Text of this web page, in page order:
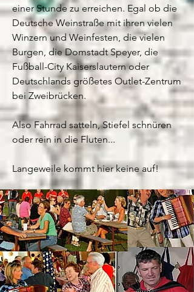
einer Stunde zu erreichen. Egal ob die
Deutsche Weinstraße mit ihren vielen
Winzern und Weinfesten, die vielen
Burgen, die Domstadt Speyer, die
Fußball-City Kaiserslautern oder
Deutschlands größetes Outlet-Zentrum
bei Zweibrücken.
Also Fahrrad satteln, Stiefel schnüren
oder rein in die Fluten...
Langeweile kommt hier keine auf!